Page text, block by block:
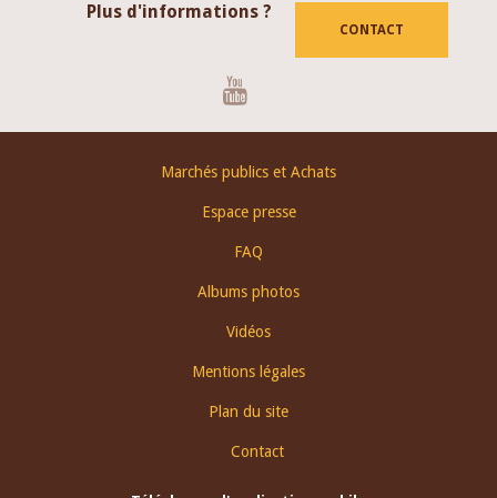
Plus d'informations ?
CONTACT
Marchés publics et Achats
Espace presse
FAQ
Albums photos
Vidéos
Mentions légales
Plan du site
Contact